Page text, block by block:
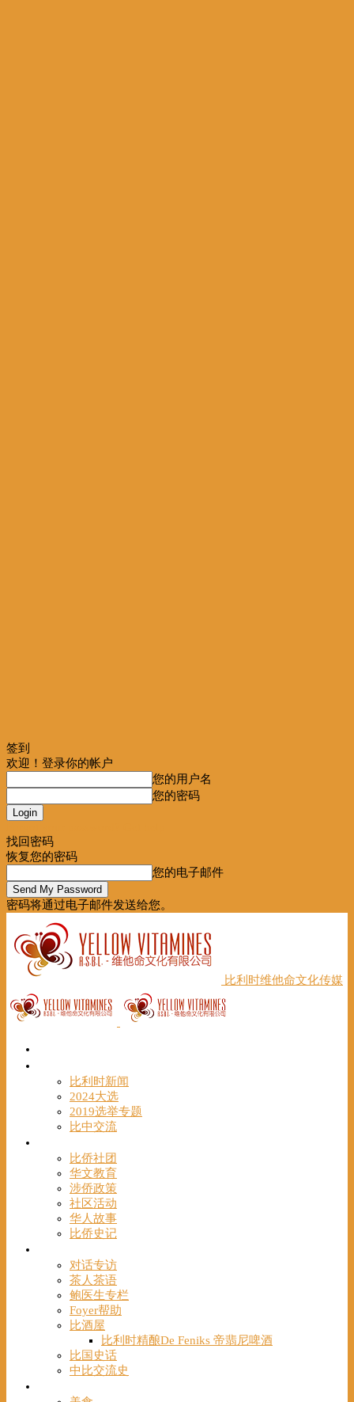
签到
欢迎！登录你的帐户
您的用户名
您的密码
找回密码
恢复您的密码
您的电子邮件
密码将通过电子邮件发送给您。
比利时维他命文化传媒
比利时新闻
2024大选
2019选举专题
比中交流
比侨社团
华文教育
涉侨政策
社区活动
华人故事
比侨史记
对话专访
茶人茶语
鲍医生专栏
Foyer帮助
比酒屋
比利时精酿De Feniks 帝翡尼啤酒
比国史话
中比交流史